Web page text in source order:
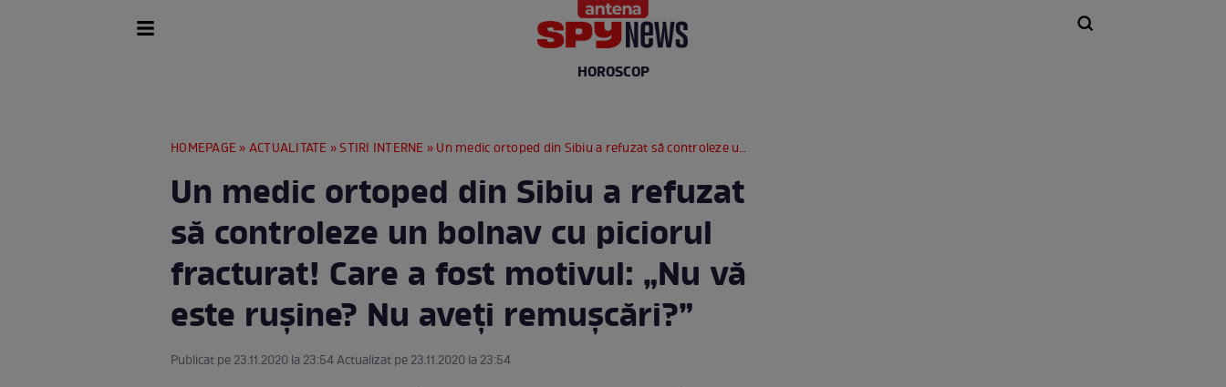
HOROSCOP
HOMEPAGE »ACTUALITATE »STIRI INTERNE » Un medic ortoped din Sibiu a refuzat să controleze un bolnav cu piciorul fracturat! Care a fost motivul: „Nu vă este rușine? Nu aveți remușcări?”
Un medic ortoped din Sibiu a refuzat
să controleze un bolnav cu piciorul
fracturat! Care a fost motivul: „Nu vă
este rușine? Nu aveți remușcări?”
Publicat pe 23.11.2020 la 23:54 Actualizat pe 23.11.2020 la 23:54